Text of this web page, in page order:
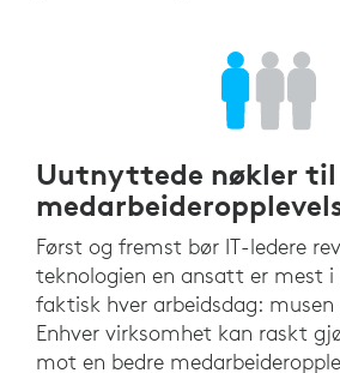
Uutnyttede nøkler til
Først og fremst bør IT-ledere
teknologien en ansatt er mest i
faktisk hver arbeidsdag:
Enhver virksomhet kan raskt
mot en bedre